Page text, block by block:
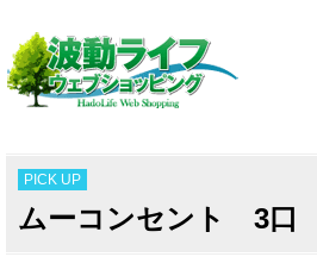
PICK UP
ムーコンセント 3口